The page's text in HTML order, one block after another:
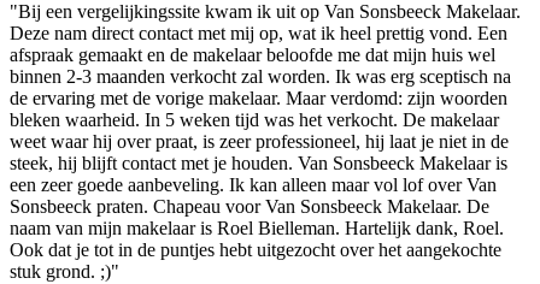
"Bij een vergelijkingssite kwam ik uit op Van Sonsbeeck Makelaar.
Deze nam direct contact met mij op, wat ik heel prettig vond. Een
afspraak gemaakt en de makelaar beloofde me dat mijn huis wel
binnen 2-3 maanden verkocht zal worden. Ik was erg sceptisch na
de ervaring met de vorige makelaar. Maar verdomd: zijn woorden
bleken waarheid. In 5 weken tijd was het verkocht. De makelaar
weet waar hij over praat, is zeer professioneel, hij laat je niet in de
steek, hij blijft contact met je houden. Van Sonsbeeck Makelaar is
een zeer goede aanbeveling. Ik kan alleen maar vol lof over Van
Sonsbeeck praten. Chapeau voor Van Sonsbeeck Makelaar. De
naam van mijn makelaar is Roel Bielleman. Hartelijk dank, Roel.
Ook dat je tot in de puntjes hebt uitgezocht over het aangekochte
stuk grond. ;)"